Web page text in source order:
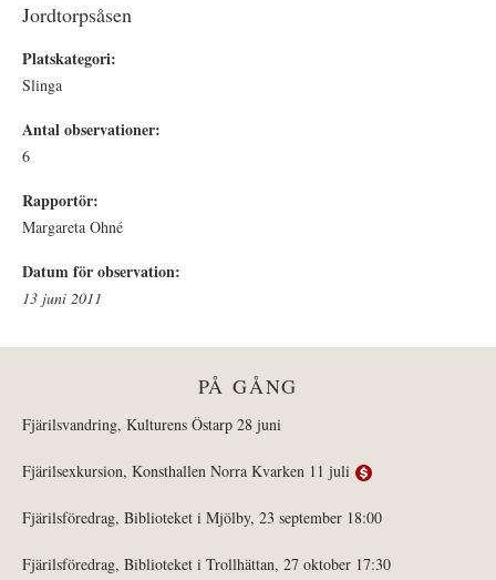
Jordtorpsåsen
Platskategori:
Slinga
Antal observationer:
6
Rapportör:
Margareta Ohné
Datum för observation:
13 juni 2011
PÅ GÅNG
Fjärilsvandring, Kulturens Östarp 28 juni
Fjärilsexkursion, Konsthallen Norra Kvarken 11 juli
Fjärilsföredrag, Biblioteket i Mjölby, 23 september 18:00
Fjärilsföredrag, Biblioteket i Trollhättan, 27 oktober 17:30